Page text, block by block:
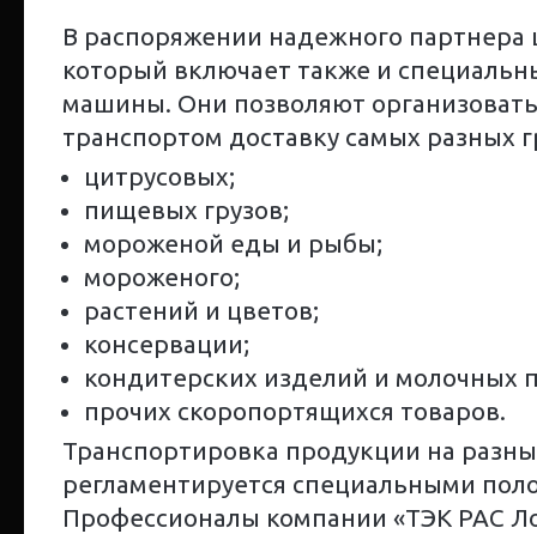
В распоряжении надежного партнера
который включает также и
машины. Они позволяют
транспортом доставку самых разных
цитрусовых;
пищевых грузов;
мороженой еды и рыбы;
мороженого;
растений и цветов;
консервации;
кондитерских изделий и молочных
прочих скоропортящихся товаров.
Транспортировка продукции на
регламентируется специальными
Профессионалы компании «ТЭК РАС